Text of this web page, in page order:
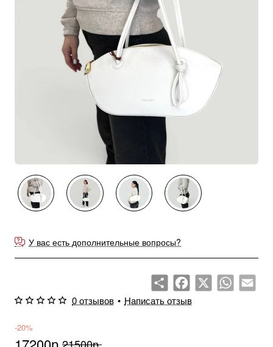
У вас есть дополнительные вопросы?
ShareFacebook
X WhatsApp
0 отзывов • Написать отзыв
-20%